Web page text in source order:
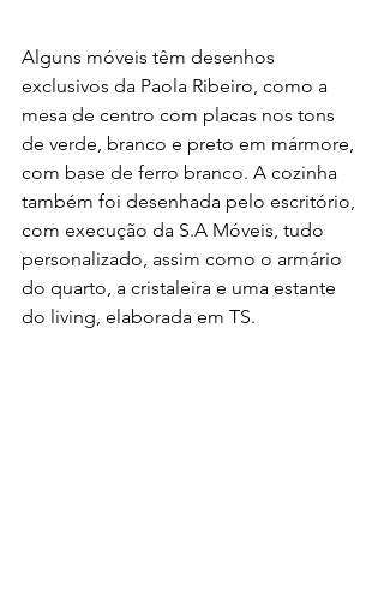
Alguns móveis têm desenhos
exclusivos da Paola Ribeiro, como a
mesa de centro com placas nos tons
de verde, branco e preto em mármore,
com base de ferro branco. A cozinha
também foi desenhada pelo escritório,
com execução da S.A Móveis, tudo
personalizado, assim como o armário
do quarto, a cristaleira e uma estante
do living, elaborada em TS.